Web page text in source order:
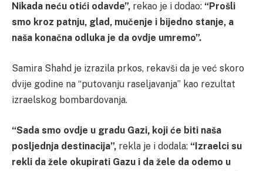
Nikada neću otići odavde”, rekao je i dodao: “Prošli
smo kroz patnju, glad, mučenje i bijedno stanje, a
naša konačna odluka je da ovdje umremo”.
Samira Shahd je izrazila prkos, rekavši da je već skoro
dvije godine na “putovanju raseljavanja” kao rezultat
izraelskog bombardovanja.
“Sada smo ovdje u gradu Gazi, koji će biti naša
posljednja destinacija”, rekla je i dodala: “Izraelci su
rekli da žele okupirati Gazu i da žele da odemo u